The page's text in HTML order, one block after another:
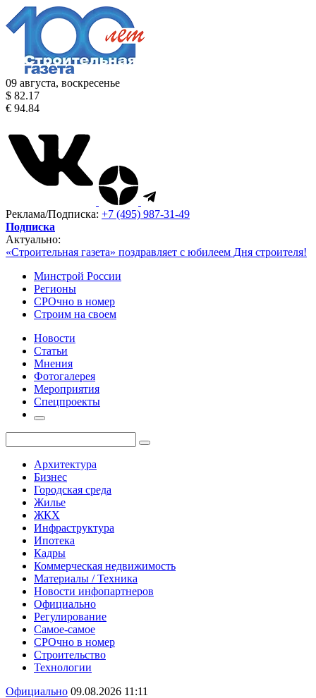
09 августа, воскресенье
$ 82.17
€ 94.84
Реклама/Подписка: +7 (495) 987-31-49
Подписка
Актуально:
«Строительная газета» поздравляет с юбилеем Дня строителя!
Минстрой России
Регионы
СРОчно в номер
Строим на своем
Новости
Статьи
Мнения
Фотогалерея
Мероприятия
Спецпроекты
Архитектура
Бизнес
Городская среда
Жилье
ЖКХ
Инфраструктура
Ипотека
Кадры
Коммерческая недвижимость
Материалы / Техника
Новости инфопартнеров
Официально
Регулирование
Самое-самое
СРОчно в номер
Строительство
Технологии
Официально 09.08.2026 11:11